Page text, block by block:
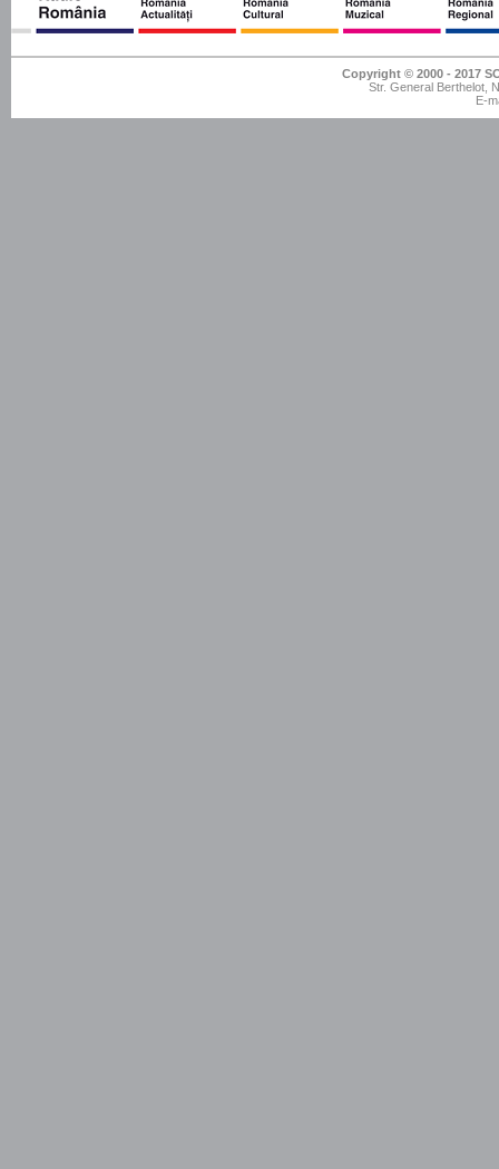
Copyright © 2000 - 2017
Str. General Berthelot,
E-